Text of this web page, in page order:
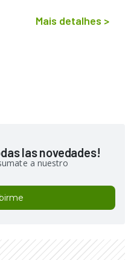
Mais detalhes >
las novedades!
a nuestro